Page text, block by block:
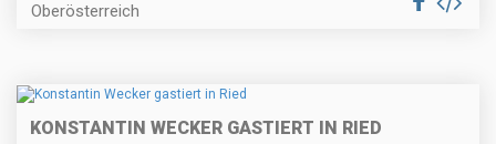
Oberösterreich
KONSTANTIN WECKER GASTIERT IN RIED